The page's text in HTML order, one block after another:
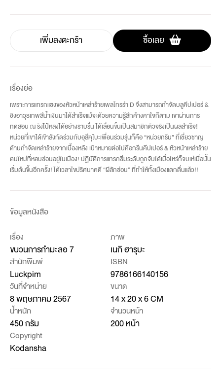
เพิ่มลงตะกร้า ซื้อเลย
เรื่องย่อ
เพราะการแทรกแซงของหัวหน้าเหล่าร้ายเพลโทรร่า D จึงสามารถกำจัดบลูคีปเปอร์ &
ชิงอาวุธเทพสีน้ำเงินมาได้สำเร็จแม้จะด้วยความรู้สึกค้างคาใจก็ตาม เขาผ่านการ
ทดสอบ ณ รังไป๋หลงได้อย่างราบรื่น ได้เลื่อนขั้นเป็นสมาชิกตัวจริงเป็นผลสำเร็จ!
หน่วยที่เขาได้เข้าสังกัดร่วมกับอุสึคุโบะเพื่อนร่วมรุ่นก็คือ “หน่วยกรีน” ที่เชี่ยวชาญ
ด้านกำจัดเหล่าร้ายจากเบื้องหลัง เป้าหมายต่อไปคือกรีนคีปเปอร์ & หัวหน้าเหล่าร้าย
ตนใหม่ที่หลบซ่อนอยู่ในเมือง! ปฏิบัติการแทรกซึมระดับถูกจับได้เมื่อไหร่ก็จบเห่เมื่อนั้น
เริ่มต้นขึ้นอีกครั้ง! ได้เวลาไขปริศนาคดี “ผีลักซ่อน” ที่ทำให้ทั้งเมืองแตกตื่นแล้ว!!
ข้อมูลหนังสือ
เรื่อง
ขบวนการกำมะลอ 7
ภาพ
เนกิ ฮารุบะ
สำนักพิมพ์
Luckpim
ISBN
9786166140156
วันที่จำหน่าย
8 พฤษภาคม 2567
ขนาด
14 x 20 x 6 CM
น้ำหนัก
450 กรัม
จำนวนหน้า
200 หน้า
Copyright
Kodansha